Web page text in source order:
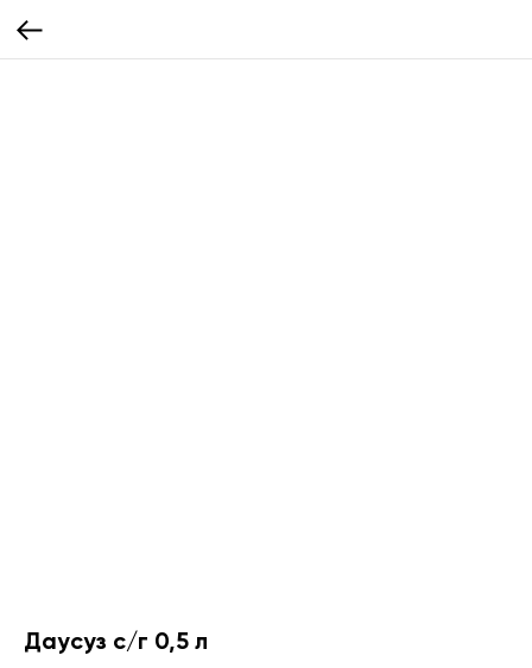
Даусуз с/г 0,5 л